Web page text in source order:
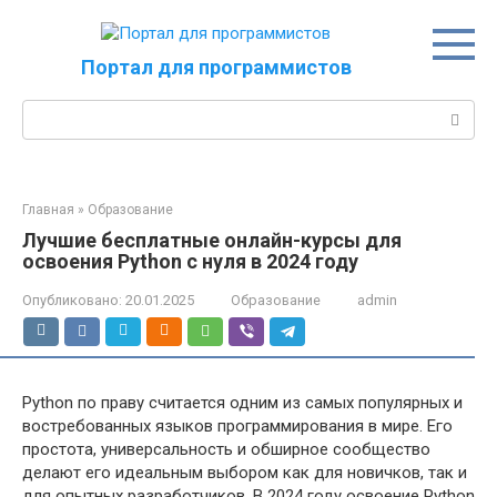
Портал для программистов
Главная » Образование
Лучшие бесплатные онлайн-курсы для
освоения Python с нуля в 2024 году
Опубликовано: 20.01.2025 Образование admin
Python по праву считается одним из самых популярных и
востребованных языков программирования в мире. Его
простота, универсальность и обширное сообщество
делают его идеальным выбором как для новичков, так и